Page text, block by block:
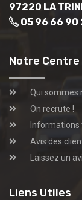
97220 LA
05 96 66 90
Notre Centre
Qui sommes
On recrute !
Informations
Avis des
Laissez un
Liens Utiles